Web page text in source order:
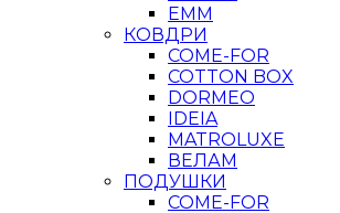
ЕММ
КОВДРИ
COME-FOR
COTTON BOX
DORMEO
IDEIA
MATROLUXE
ВЕЛАМ
ПОДУШКИ
COME-FOR